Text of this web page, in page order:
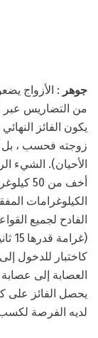
جوهر
من التضاريس عبر
يكون الفائز
زوجته فحسب ، بل
أخف من
الكيلوغرامات
الفادح لجميع
كاختبار للدخول
يحصل الفائز على
لديه الفرصة